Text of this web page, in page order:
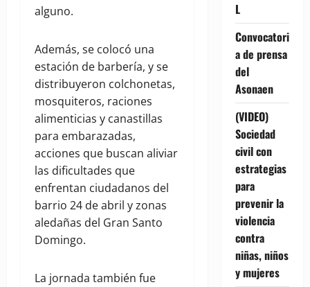
alguno.
Además, se colocó una
estación de barbería, y se
distribuyeron colchonetas,
mosquiteros, raciones
alimenticias y canastillas
para embarazadas,
acciones que buscan aliviar
las dificultades que
enfrentan ciudadanos del
barrio 24 de abril y zonas
aledañas del Gran Santo
Domingo.
La jornada también fue
L
Convocatori
a de prensa
del
Asonaen
(VIDEO)
Sociedad
civil con
estrategias
para
prevenir la
violencia
contra
niñas, niños
y mujeres